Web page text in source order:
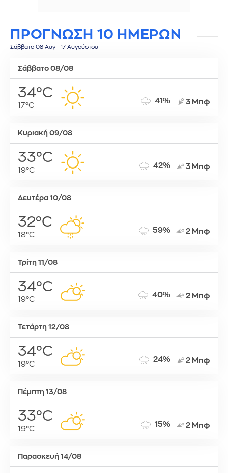
ΠΡΟΓΝΩΣΗ 10 ΗΜΕΡΩΝ
Σάββατο 08 Αυγ - 17 Αυγούστου
Σάββατο 08/08
34°C
17°C
41% 3 Μπφ
Κυριακή 09/08
33°C
19°C
42% 3 Μπφ
Δευτέρα 10/08
32°C
18°C
59% 2 Μπφ
Τρίτη 11/08
34°C
19°C
40% 2 Μπφ
Τετάρτη 12/08
34°C
19°C
24% 2 Μπφ
Πέμπτη 13/08
33°C
19°C
15% 2 Μπφ
Παρασκευή 14/08